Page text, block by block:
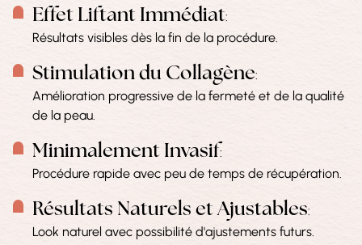
Effet Liftant Immédiat:
Résultats visibles dès la fin de la procédure.
Stimulation du Collagène:
Amélioration progressive de la fermeté et de la qualité
de la peau.
Minimalement Invasif:
Procédure rapide avec peu de temps de récupération.
Résultats Naturels et Ajustables:
Look naturel avec possibilité d'ajustements futurs.